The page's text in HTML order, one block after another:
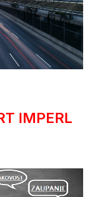
IMPERL